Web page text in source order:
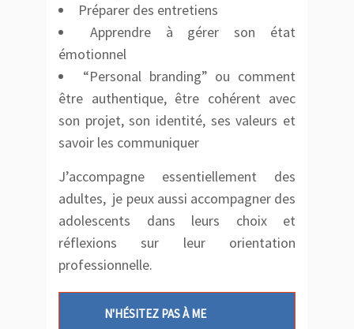
Préparer des entretiens
Apprendre à gérer son état
émotionnel
“Personal branding” ou comment
être authentique, être cohérent avec
son projet, son identité, ses valeurs et
savoir les communiquer
J’accompagne essentiellement des
adultes, je peux aussi accompagner des
adolescents dans leurs choix et
réflexions sur leur orientation
professionnelle.
N'HÉSITEZ PAS À ME